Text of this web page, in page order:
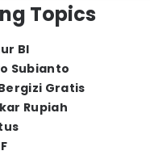
Topics
BI
Subianto
Gratis
Rupiah